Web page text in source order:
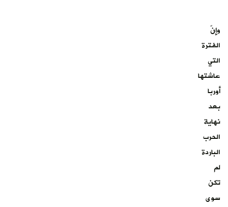
وإنّ
الفترة
التي
عاشتها
أوربا
بعد
نهاية
الحرب
الباردة
لم
تكن
سوى